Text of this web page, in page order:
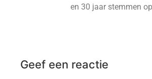
en 30 jaar stemmen
Geef een reactie